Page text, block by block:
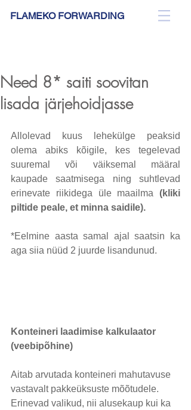
FLAMEKO FORWARDING
Need 8* saiti soovitan
lisada järjehoidjasse
Allolevad kuus lehekülge peaksid
olema abiks kõigile, kes tegelevad
suuremal või väiksemal määral
kaupade saatmisega ning suhtlevad
erinevate riikidega üle maailma (kliki
piltide peale, et minna saidile).
*Eelmine aasta samal ajal saatsin ka
aga siia nüüd 2 juurde lisandunud.
Konteineri laadimise kalkulaator
(veebipõhine)
Aitab arvutada konteineri mahutavuse
vastavalt pakkeüksuste mõõtudele.
Erinevad valikud, nii alusekaup kui ka